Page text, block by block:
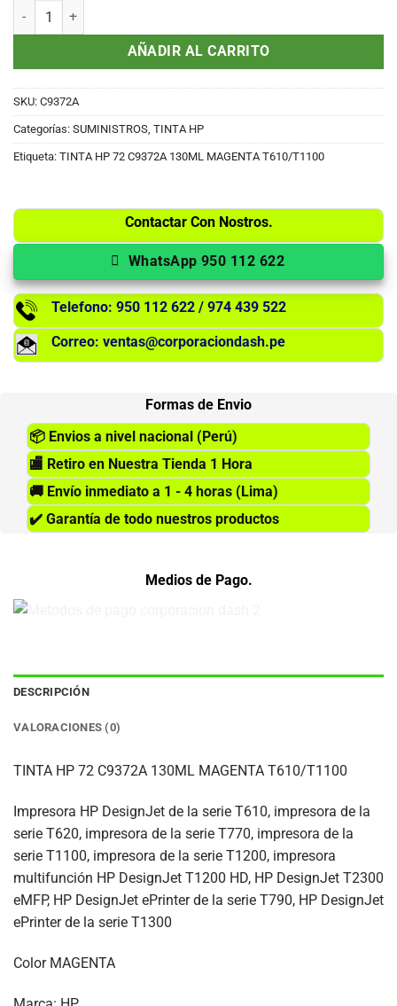
TINTA HP 72 C9372A 130ML MAGENTA T610/T1100 cantidad
AÑADIR AL CARRITO
SKU: C9372A
Categorías: SUMINISTROS, TINTA HP
Etiqueta: TINTA HP 72 C9372A 130ML MAGENTA T610/T1100
Contactar Con Nostros.
WhatsApp 950 112 622
Telefono: 950 112 622 / 974 439 522
Correo: ventas@corporaciondash.pe
Formas de Envio
📦 Envios a nivel nacional (Perú)
🏬 Retiro en Nuestra Tienda 1 Hora
🚚 Envío inmediato a 1 - 4 horas (Lima)
✔️ Garantía de todo nuestros productos
Medios de Pago.
DESCRIPCIÓN
VALORACIONES (0)
TINTA HP 72 C9372A 130ML MAGENTA T610/T1100
Impresora HP DesignJet de la serie T610, impresora de la
serie T620, impresora de la serie T770, impresora de la
serie T1100, impresora de la serie T1200, impresora
multifunción HP DesignJet T1200 HD, HP DesignJet T2300
eMFP, HP DesignJet ePrinter de la serie T790, HP DesignJet
ePrinter de la serie T1300
Color MAGENTA